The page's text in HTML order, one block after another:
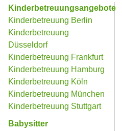
Kinderbetreuungsangebote
Kinderbetreuung Berlin
Kinderbetreuung
Düsseldorf
Kinderbetreuung Frankfurt
Kinderbetreuung Hamburg
Kinderbetreuung Köln
Kinderbetreuung München
Kinderbetreuung Stuttgart
Babysitter